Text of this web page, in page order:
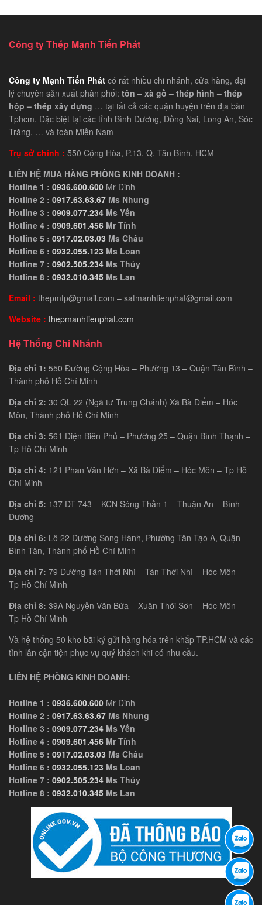
Công ty Thép Mạnh Tiến Phát
Công ty Mạnh Tiến Phát có rất nhiều chi nhánh, cửa hàng, đại
lý chuyên sản xuất phân phối: tôn – xà gồ – thép hình – thép
hộp – thép xây dựng … tại tất cả các quận huyện trên địa bàn
Tphcm. Đặc biệt tại các tỉnh Bình Dương, Đồng Nai, Long An, Sóc
Trăng, … và toàn Miền Nam
Trụ sở chính : 550 Cộng Hòa, P.13, Q. Tân Bình, HCM
LIÊN HỆ MUA HÀNG PHÒNG KINH DOANH :
Hotline 1 : 0936.600.600 Mr Dinh
Hotline 2 : 0917.63.63.67 Ms Nhung
Hotline 3 : 0909.077.234 Ms Yến
Hotline 4 : 0909.601.456 Mr Tính
Hotline 5 : 0917.02.03.03 Ms Châu
Hotline 6 : 0932.055.123 Ms Loan
Hotline 7 : 0902.505.234 Ms Thúy
Hotline 8 : 0932.010.345 Ms Lan
Email : thepmtp@gmail.com – satmanhtienphat@gmail.com
Website : thepmanhtienphat.com
Hệ Thống Chi Nhánh
Địa chỉ 1: 550 Đường Cộng Hòa – Phường 13 – Quận Tân Bình –
Thành phố Hồ Chí Minh
Địa chỉ 2: 30 QL 22 (Ngã tư Trung Chánh) Xã Bà Điểm – Hóc
Môn, Thành phố Hồ Chí Minh
Địa chỉ 3: 561 Điện Biên Phủ – Phường 25 – Quận Bình Thạnh –
Tp Hồ Chí Minh
Địa chỉ 4: 121 Phan Văn Hớn – Xã Bà Điểm – Hóc Môn – Tp Hồ
Chí Minh
Địa chỉ 5: 137 DT 743 – KCN Sóng Thần 1 – Thuận An – Bình
Dương
Địa chỉ 6: Lô 22 Đường Song Hành, Phường Tân Tạo A, Quận
Bình Tân, Thành phố Hồ Chí Minh
Địa chỉ 7: 79 Đường Tân Thới Nhì – Tân Thới Nhì – Hóc Môn –
Tp Hồ Chí Minh
Địa chỉ 8: 39A Nguyễn Văn Bứa – Xuân Thới Sơn – Hóc Môn –
Tp Hồ Chí Minh
Và hệ thống 50 kho bãi ký gửi hàng hóa trên khắp TP.HCM và các
tỉnh lân cận tiện phục vụ quý khách khi có nhu cầu.
LIÊN HỆ PHÒNG KINH DOANH:
Hotline 1 : 0936.600.600 Mr Dinh
Hotline 2 : 0917.63.63.67 Ms Nhung
Hotline 3 : 0909.077.234 Ms Yến
Hotline 4 : 0909.601.456 Mr Tính
Hotline 5 : 0917.02.03.03 Ms Châu
Hotline 6 : 0932.055.123 Ms Loan
Hotline 7 : 0902.505.234 Ms Thúy
Hotline 8 : 0932.010.345 Ms Lan